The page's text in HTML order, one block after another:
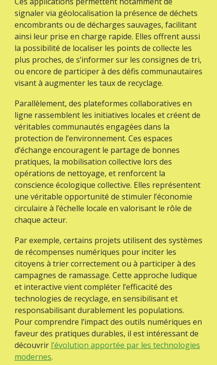
signaler via géolocalisation la présence de déchets
encombrants ou de décharges sauvages, facilitant
ainsi leur prise en charge rapide. Elles offrent aussi
la possibilité de localiser les points de collecte les
plus proches, de s’informer sur les consignes de tri,
ou encore de participer à des défis communautaires
visant à augmenter les taux de recyclage.
Parallèlement, des plateformes collaboratives en
ligne rassemblent les initiatives locales et créent de
véritables communautés engagées dans la
protection de l’environnement. Ces espaces
d’échange encouragent le partage de bonnes
pratiques, la mobilisation collective lors des
opérations de nettoyage, et renforcent la
conscience écologique collective. Elles représentent
une véritable opportunité de stimuler l’économie
circulaire à l’échelle locale en valorisant le rôle de
chaque acteur.
Par exemple, certains projets utilisent des systèmes
de récompenses numériques pour inciter les
citoyens à trier correctement ou à participer à des
campagnes de ramassage. Cette approche ludique
et interactive vient compléter l’efficacité des
technologies de recyclage, en sensibilisant et
responsabilisant durablement les populations.
Pour comprendre l’impact des outils numériques en
faveur des pratiques durables, il est intéressant de
découvrir l’évolution apportée par les technologies
modernes.